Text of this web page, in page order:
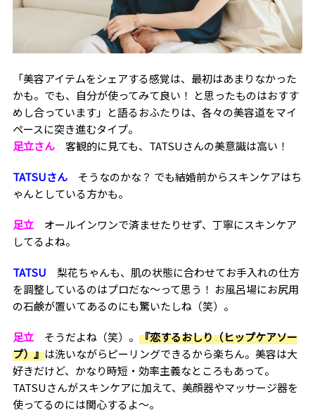
「美容アイテムをシェアする感覚は、最初はあまりなかった
かも。でも、自分が使ってみて良い！ と思ったものはおすす
めし合っています」と語るおふたりは、各々の美容道をマイ
ペースに突き進むタイプ。
足立さん客観的に見ても、TATSUさんの美意識は高い！
TATSUさんそうなのかな？ でも結婚前からスキンケアはち
ゃんとしている方かも。
足立オールインワンで済ませたりせず、丁寧にスキンケア
してるよね。
TATSU
梨花ちゃんも、肌の状態に合わせてお手入れの仕方
を調整しているのはプロだな～って思う！ お風呂場にお尻用
の石鹸が置いてあるのにも驚いたしね（笑）。
足立そうだよね（笑）。 『恋するおしり（ヒップケアソー
プ）』は洗いながらピーリングできるから楽ちん。美容は大
好きだけど、かなり時短・効率主義なところもあって。
TATSUさんがスキンケアに加えて、美顔器やマッサージ器を
使ってるのには関心するよ～。